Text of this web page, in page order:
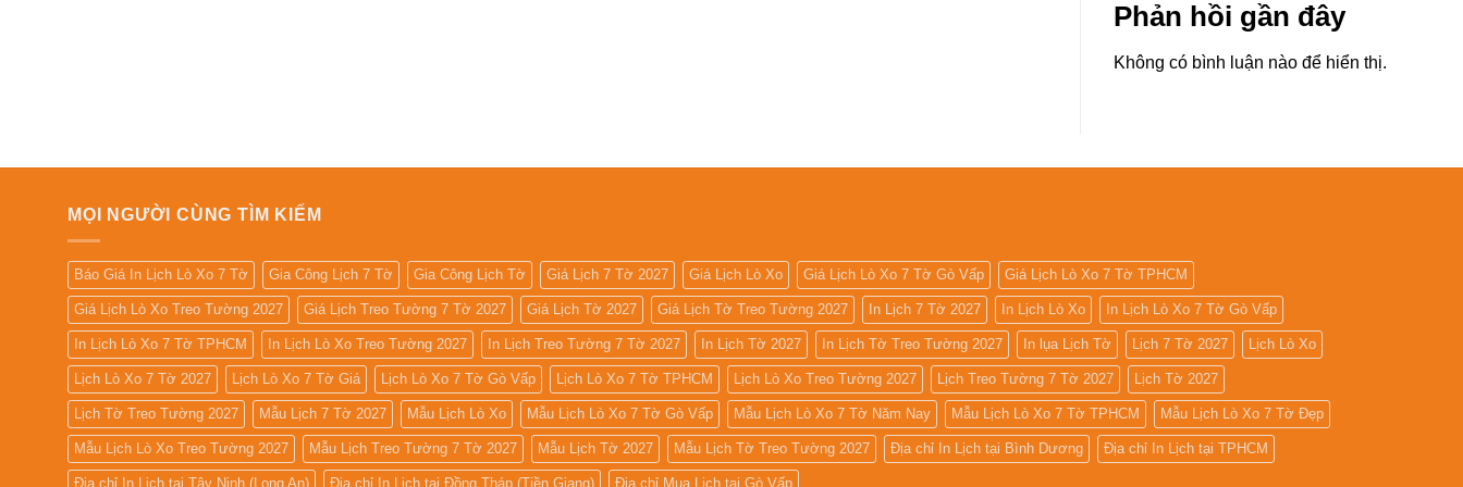
Phản hồi gần đây
Không có bình luận nào để hiển thị.
MỌI NGƯỜI CÙNG TÌM KIẾM
Báo Giá In Lịch Lò Xo 7 Tờ Gia Công Lịch 7 Tờ Gia Công Lịch Tờ Giá Lịch 7 Tờ 2027 Giá Lịch Lò Xo Giá Lịch Lò Xo 7 Tờ Gò Vấp Giá Lịch Lò Xo 7 Tờ TPHCM
Giá Lịch Lò Xo Treo Tường 2027 Giá Lịch Treo Tường 7 Tờ 2027 Giá Lịch Tờ 2027 Giá Lịch Tờ Treo Tường 2027 In Lịch 7 Tờ 2027 In Lịch Lò Xo In Lịch Lò Xo 7 Tờ Gò Vấp
In Lịch Lò Xo 7 Tờ TPHCM In Lịch Lò Xo Treo Tường 2027 In Lịch Treo Tường 7 Tờ 2027 In Lịch Tờ 2027 In Lịch Tờ Treo Tường 2027 In lụa Lịch Tờ Lịch 7 Tờ 2027 Lịch Lò Xo
Lịch Lò Xo 7 Tờ 2027 Lịch Lò Xo 7 Tờ Giá Lịch Lò Xo 7 Tờ Gò Vấp Lịch Lò Xo 7 Tờ TPHCM Lịch Lò Xo Treo Tường 2027 Lịch Treo Tường 7 Tờ 2027 Lịch Tờ 2027
Lịch Tờ Treo Tường 2027 Mẫu Lịch 7 Tờ 2027 Mẫu Lịch Lò Xo Mẫu Lịch Lò Xo 7 Tờ Gò Vấp Mẫu Lịch Lò Xo 7 Tờ Năm Nay Mẫu Lịch Lò Xo 7 Tờ TPHCM Mẫu Lịch Lò Xo 7 Tờ Đẹp
Mẫu Lịch Lò Xo Treo Tường 2027 Mẫu Lịch Treo Tường 7 Tờ 2027 Mẫu Lịch Tờ 2027 Mẫu Lịch Tờ Treo Tường 2027 Địa chỉ In Lịch tại Bình Dương Địa chỉ In Lịch tại TPHCM
Địa chỉ In Lịch tại Tây Ninh (Long An) Địa chỉ In Lịch tại Đồng Tháp (Tiền Giang) Địa chỉ Mua Lịch tại Gò Vấp